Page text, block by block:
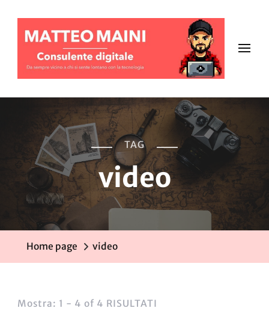
TAG
video
Home page video
Mostra: 1 - 4 of 4 RISULTATI